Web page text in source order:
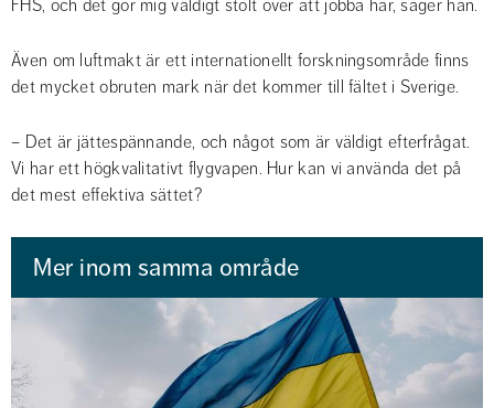
FHS, och det gör mig väldigt stolt över att jobba här, säger han.
Även om luftmakt är ett internationellt forskningsområde finns
det mycket obruten mark när det kommer till fältet i Sverige.
– Det är jättespännande, och något som är väldigt efterfrågat.
Vi har ett högkvalitativt flygvapen. Hur kan vi använda det på
det mest effektiva sättet?
Mer inom samma område